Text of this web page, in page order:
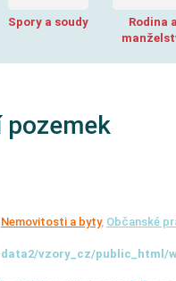
Spory a soudy
Rodina a
pozemek
Nemovitosti a byty, Občanské
vzory_cz/public_html/